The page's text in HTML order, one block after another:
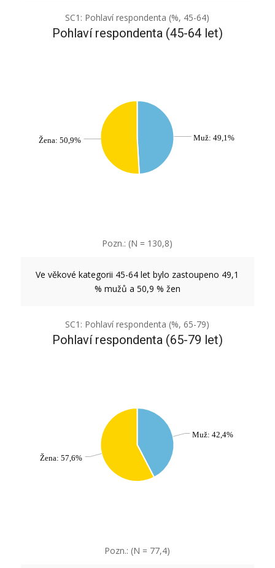
SC1: Pohlaví respondenta (%, 45-64)
Pohlaví respondenta (45-64 let)
Muž: 49,1%
Žena: 50,9%
Pozn.: (N = 130,8)
Ve věkové kategorii 45-64 let bylo zastoupeno 49,1
% mužů a 50,9 % žen
SC1: Pohlaví respondenta (%, 65-79)
Pohlaví respondenta (65-79 let)
Muž: 42,4%
Žena: 57,6%
Pozn.: (N = 77,4)